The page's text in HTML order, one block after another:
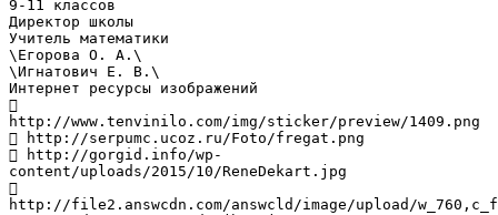
9-11 классов
Директор школы
Учитель математики
\Егорова О. А.\
\Игнатович Е. В.\
Интернет ресурсы изображений

http://www.tenvinilo.com/img/sticker/preview/1409.png
 http://serpumc.ucoz.ru/Foto/fregat.png
 http://gorgid.info/wp-
content/uploads/2015/10/ReneDekart.jpg

http://file2.answcdn.com/answcld/image/upload/